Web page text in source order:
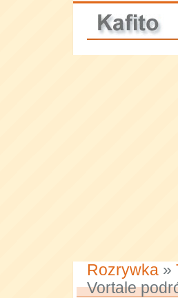
Rozrywka »
Vortale